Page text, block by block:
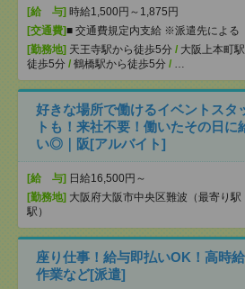
[給 与] 時給1,500円～1,875円
[交通費]■ 交通費規定内支給 ※派遣先による
[勤務地] 天王寺駅から徒歩5分 / 大阪上本町
徒歩5分 / 鶴橋駅から徒歩5分 / …
好きな場所で働けるイベントス
トも！来社不要！働いたその日に
い◎｜阪[アルバイト]
[給 与] 日給16,500円～
[勤務地] 大阪府大阪市中央区難波（最寄り駅
駅）
座り仕事！給与即払いOK！高時
作業など[派遣]